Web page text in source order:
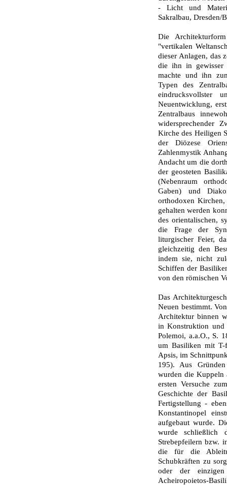
- Licht und
Sakralbau, Dresden/
Die
"vertikalen
dieser Anlagen, das
die ihn in gewisser
machte und ihn
Typen des
eindrucksvollster
Neuentwicklung,
Zentralbaus
widersprechen­der
Kirche des Heiligen
der Diözese
Zahlenmystik
Andacht um die
der geosteten
(Nebenraum
Gaben) und
orthodoxen
gehalten werden
des orientalischen,
die Frage der
liturgischer Feier,
gleichzeitig den
indem sie, nicht
Schiffen der
von den römischen
Das
Neuen bestimmt.
Architektur binnen
in Konstruktion und
Polemoi, a.a.O., S.
um Basiliken mit
Apsis, im
195). Aus Gründen
wurden die Kuppeln
ersten Versuche
Geschichte der
Fertigstellung -
Konstantinopel
aufgebaut wurde.
wurde schließlich
Strebepfeilern bzw.
die für die
Schubkräften zu
oder der einzigen
Acheiropoietos-